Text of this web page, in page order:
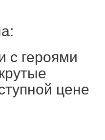
с героями
цене